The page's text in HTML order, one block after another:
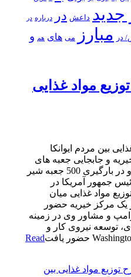
داعش در درباره در
مبارز می های هم و
مواد غذایی
بین مردم ایوانکا
و جابجایی جعبه های
حامل مواد غذایی ماسک زده بود. او در بارگیری 500 جعبه شیر
جمهور آمریکا در
مواد غذایی میان
یک مرکز خیریه حضور
و مشاور وی در زمینه
توسعه نیروی کار و
Read
توزیع مواد غذایی بین